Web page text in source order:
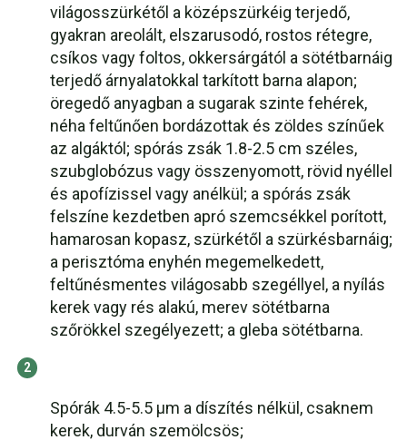
világosszürkétől a középszürkéig terjedő,
gyakran areolált, elszarusodó, rostos rétegre,
csíkos vagy foltos, okkersárgától a sötétbarnáig
terjedő árnyalatokkal tarkított barna alapon;
öregedő anyagban a sugarak szinte fehérek,
néha feltűnően bordázottak és zöldes színűek
az algáktól; spórás zsák 1.8-2.5 cm széles,
szubglobózus vagy összenyomott, rövid nyéllel
és apofízissel vagy anélkül; a spórás zsák
felszíne kezdetben apró szemcsékkel porított,
hamarosan kopasz, szürkétől a szürkésbarnáig;
a perisztóma enyhén megemelkedett,
feltűnésmentes világosabb szegéllyel, a nyílás
kerek vagy rés alakú, merev sötétbarna
szőrökkel szegélyezett; a gleba sötétbarna.
Spórák 4.5-5.5 µm a díszítés nélkül, csaknem
kerek, durván szemölcsös;